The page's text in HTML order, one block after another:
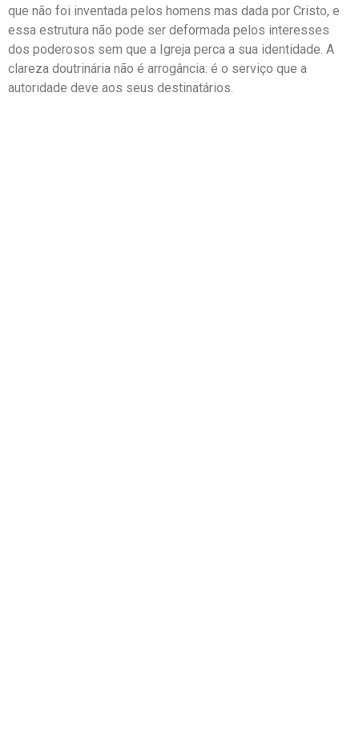
que não foi inventada pelos homens mas dada por Cristo, e
essa estrutura não pode ser deformada pelos interesses
dos poderosos sem que a Igreja perca a sua identidade. A
clareza doutrinária não é arrogância: é o serviço que a
autoridade deve aos seus destinatários.